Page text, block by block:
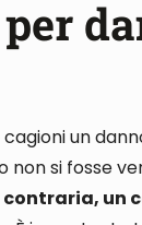
un
non si fosse
un